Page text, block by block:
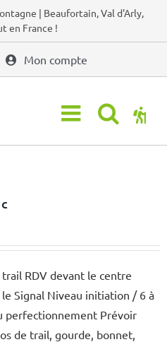
| Beaufortain, Val d'Arly,
en France !
Mon compte
RDV devant le centre
Signal Niveau initiation / 6 à
perfectionnement Prévoir
de trail, gourde, bonnet,